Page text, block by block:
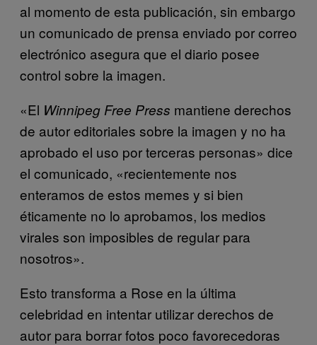
al momento de esta publicación, sin embargo
un comunicado de prensa enviado por correo
electrónico asegura que el diario posee
control sobre la imagen.
«El Winnipeg Free Press mantiene derechos
de autor editoriales sobre la imagen y no ha
aprobado el uso por terceras personas» dice
el comunicado, «recientemente nos
enteramos de estos memes y si bien
éticamente no lo aprobamos, los medios
virales son imposibles de regular para
nosotros».
Esto transforma a Rose en la última
celebridad en intentar utilizar derechos de
autor para borrar fotos poco favorecedoras